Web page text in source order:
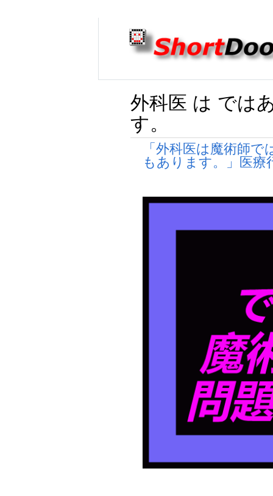
外科医 は では
す。
「外科医は魔術師
もあります。」医